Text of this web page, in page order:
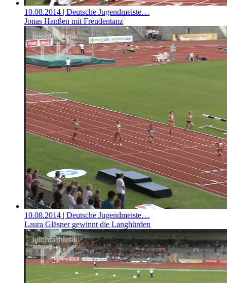
10.08.2014 | Deutsche Jugendmeiste…
Jonas Hanßen mit Freudentanz
10.08.2014 | Deutsche Jugendmeiste…
Laura Gläsner gewinnt die Langhürden